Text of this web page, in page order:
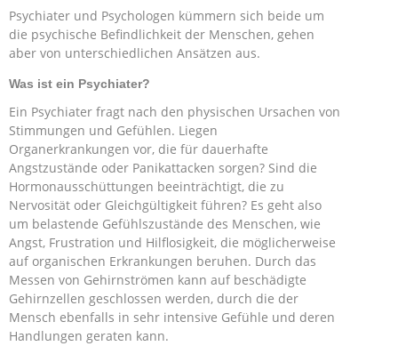
Psychiater und Psychologen kümmern sich beide um
die psychische Befindlichkeit der Menschen, gehen
aber von unterschiedlichen Ansätzen aus.
Was ist ein Psychiater?
Ein Psychiater fragt nach den physischen Ursachen von
Stimmungen und Gefühlen. Liegen
Organerkrankungen vor, die für dauerhafte
Angstzustände oder Panikattacken sorgen? Sind die
Hormonausschüttungen beeinträchtigt, die zu
Nervosität oder Gleichgültigkeit führen? Es geht also
um belastende Gefühlszustände des Menschen, wie
Angst, Frustration und Hilflosigkeit, die möglicherweise
auf organischen Erkrankungen beruhen. Durch das
Messen von Gehirnströmen kann auf beschädigte
Gehirnzellen geschlossen werden, durch die der
Mensch ebenfalls in sehr intensive Gefühle und deren
Handlungen geraten kann.